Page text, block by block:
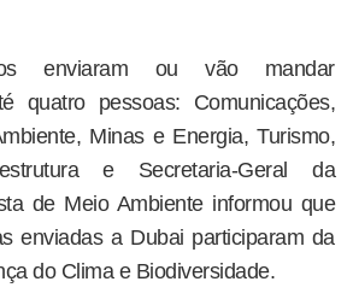
enviaram ou vão mandar
quatro pessoas: Comunicações,
Minas e Energia, Turismo,
e Secretaria-Geral da
de Meio Ambiente informou que
enviadas a Dubai participaram da
do Clima e Biodiversidade.